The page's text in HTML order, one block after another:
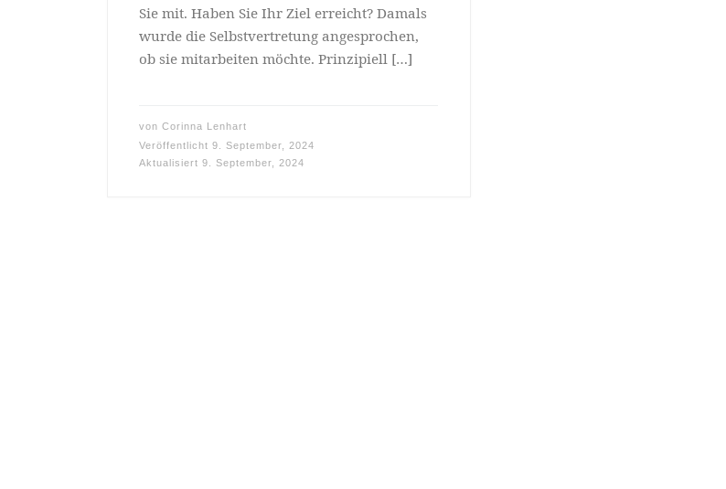
Sie mit. Haben Sie Ihr Ziel erreicht? Damals
wurde die Selbstvertretung angesprochen,
ob sie mitarbeiten möchte. Prinzipiell […]
von Corinna Lenhart
Veröffentlicht 9. September, 2024
Aktualisiert 9. September, 2024